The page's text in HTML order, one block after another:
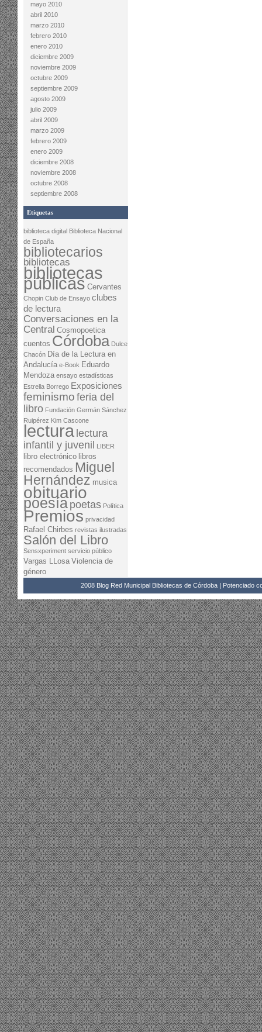
mayo 2010
abril 2010
marzo 2010
febrero 2010
enero 2010
diciembre 2009
noviembre 2009
octubre 2009
septiembre 2009
agosto 2009
julio 2009
abril 2009
marzo 2009
febrero 2009
enero 2009
diciembre 2008
noviembre 2008
octubre 2008
septiembre 2008
Etiquetas
biblioteca digital Biblioteca Nacional
de España
bibliotecarios
bibliotecas
bibliotecas
públicas Cervantes
Chopin Club de Ensayo clubes
de lectura
Conversaciones en la
Central Cosmopoetica
cuentos Córdoba Dulce
Chacón Día de la Lectura en
Andalucía e-Book Eduardo
Mendoza ensayo estadísticas
Estrella Borrego Exposiciones
feminismo feria del
libro Fundación Germán Sánchez
Ruipérez Kim Cascone
lectura lectura
infantil y juvenil
LIBER
libro electrónico libros
recomendados Miguel
Hernández musica
obituario
poesía poetas Política
Premios privacidad
Rafael Chirbes revistas ilustradas
Salón del Libro
Sensxperiment servicio público
Vargas LLosa Violencia de
género
2008 Blog Red Municipal Bibliotecas de Córdoba | Potenciado